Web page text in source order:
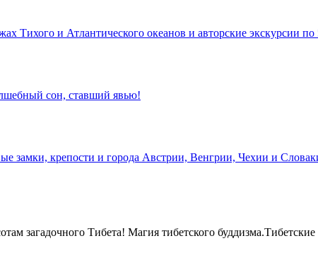
Тихого и Атлантического океанов и авторские экскурсии
сон, ставший явью!
замки, крепости и города Австрии, Венгрии, Чехии и
загадочного Тибета! Магия тибетского